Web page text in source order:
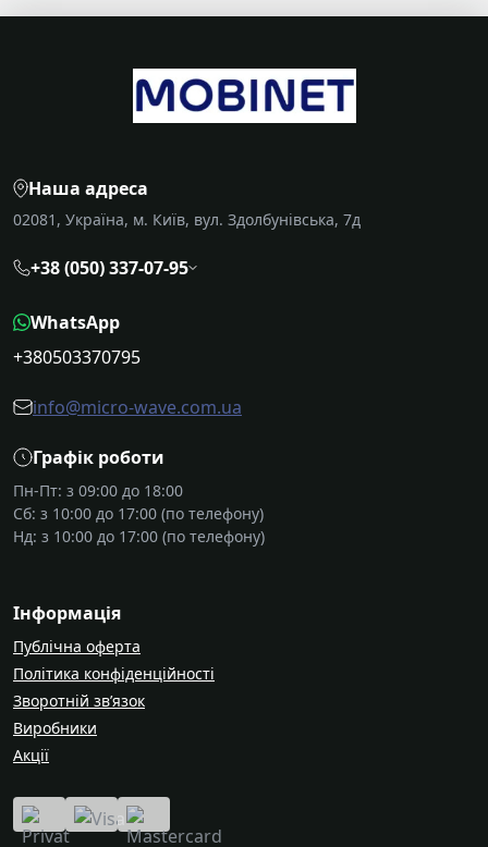
Наша адреса
02081, Україна, м. Київ, вул. Здолбунівська, 7д
+38 (050) 337-07-95
WhatsApp
+380503370795
info@micro-wave.com.ua
Графік роботи
Пн-Пт: з 09:00 до 18:00
Сб: з 10:00 до 17:00 (по телефону)
Нд: з 10:00 до 17:00 (по телефону)
Інформація
Публічна оферта
Політика конфіденційності
Зворотній зв’язок
Виробники
Акції